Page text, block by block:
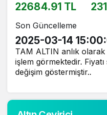
22684.91 TL
Son Güncelleme
2025-03-14
TAM ALTIN anlık
işlem görmektedir.
değişim göstermiştir..